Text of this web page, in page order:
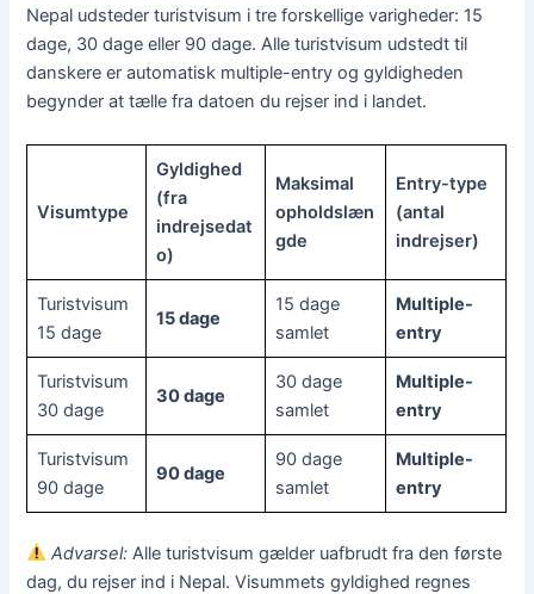
Nepal udsteder turistvisum i tre forskellige varigheder: 15
dage, 30 dage eller 90 dage. Alle turistvisum udstedt til
danskere er automatisk multiple-entry og gyldigheden
begynder at tælle fra datoen du rejser ind i landet.
Visumtype
Gyldighed
(fra
indrejsedat
o)
Maksimal
opholdslæn
gde
Entry-type
(antal
indrejser)
Turistvisum
15 dage
15 dage
15 dage
samlet
Multiple-
entry
Turistvisum
30 dage
30 dage
30 dage
samlet
Multiple-
entry
Turistvisum
90 dage
90 dage
90 dage
samlet
Multiple-
entry
Advarsel: Alle turistvisum gælder uafbrudt fra den første
dag, du rejser ind i Nepal. Visummets gyldighed regnes